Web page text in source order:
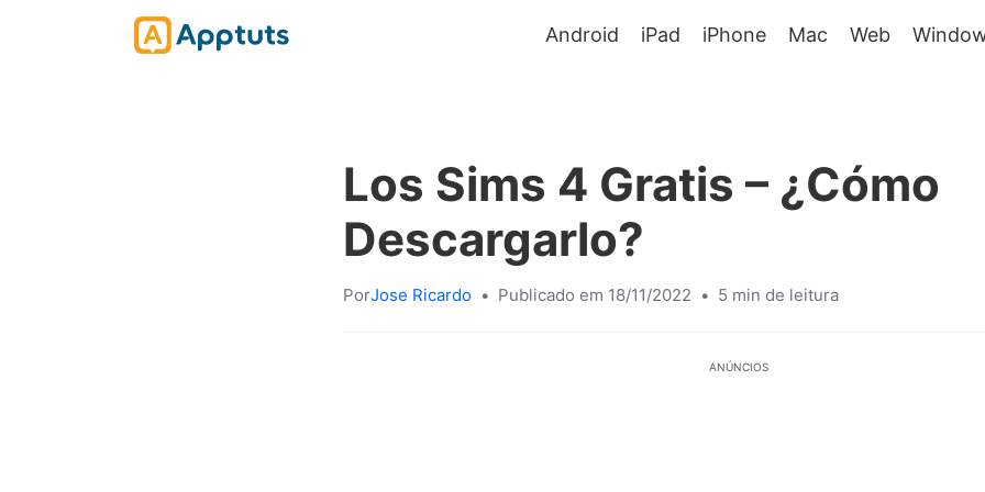
Android iPad iPhone Mac Web
Los Sims 4 Gratis – ¿Cómo
Descargarlo?
PorJose Ricardo • Publicado em 18/11/2022 • 5 min de leitura
ANÚNCIOS